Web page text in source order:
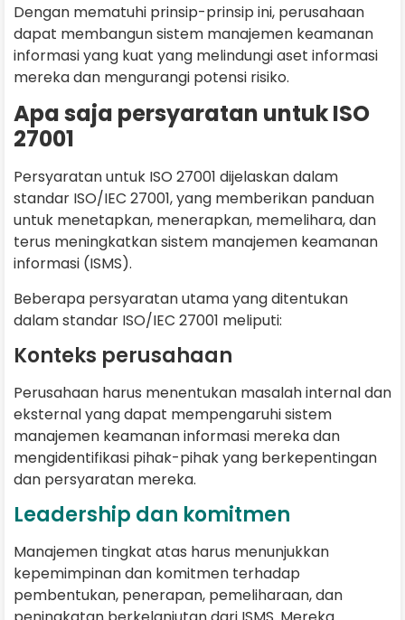
Dengan mematuhi prinsip-prinsip ini, perusahaan
dapat membangun sistem manajemen keamanan
informasi yang kuat yang melindungi aset informasi
mereka dan mengurangi potensi risiko.
Apa saja persyaratan untuk ISO
27001
Persyaratan untuk ISO 27001 dijelaskan dalam
standar ISO/IEC 27001, yang memberikan panduan
untuk menetapkan, menerapkan, memelihara, dan
terus meningkatkan sistem manajemen keamanan
informasi (ISMS).
Beberapa persyaratan utama yang ditentukan
dalam standar ISO/IEC 27001 meliputi:
Konteks perusahaan
Perusahaan harus menentukan masalah internal dan
eksternal yang dapat mempengaruhi sistem
manajemen keamanan informasi mereka dan
mengidentifikasi pihak-pihak yang berkepentingan
dan persyaratan mereka.
Leadership dan komitmen
Manajemen tingkat atas harus menunjukkan
kepemimpinan dan komitmen terhadap
pembentukan, penerapan, pemeliharaan, dan